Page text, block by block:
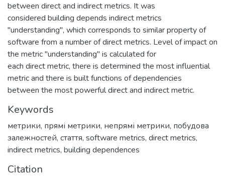
between direct and indirect metrics. It was
considered building depends indirect metrics
"understanding", which corresponds to similar property of
software from a number of direct metrics. Level of impact on
the metric "understanding" is calculated for
each direct metric, there is determined the most influential
metric and therе is built functions of dependencies
between the most powerful direct and indirect metric.
Keywords
метрики, прямі метрики, непрямі метрики, побудова
залежностей, стаття, software metrics, direct metrics,
indirect metrics, building dependences
Citation